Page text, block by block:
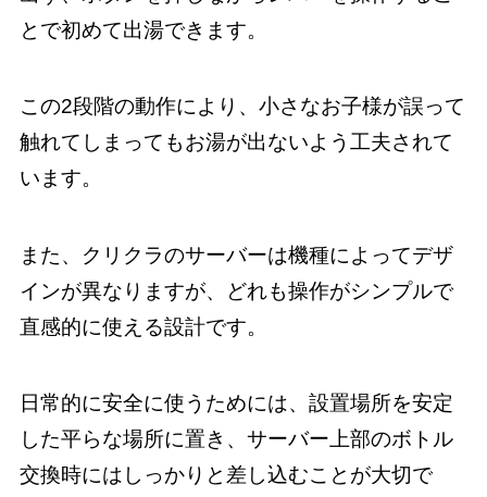
とで初めて出湯できます。
この2段階の動作により、小さなお子様が誤って
触れてしまってもお湯が出ないよう工夫されて
います。
また、クリクラのサーバーは機種によってデザ
インが異なりますが、どれも操作がシンプルで
直感的に使える設計です。
日常的に安全に使うためには、設置場所を安定
した平らな場所に置き、サーバー上部のボトル
交換時にはしっかりと差し込むことが大切で